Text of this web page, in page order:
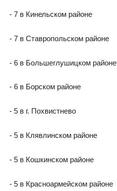
- 7 в Кинельском районе
- 7 в Ставропольском районе
- 6 в Большеглушицком районе
- 6 в Борском районе
- 5 в г. Похвистнево
- 5 в Клявлинском районе
- 5 в Кошкинском районе
- 5 в Красноармейском районе